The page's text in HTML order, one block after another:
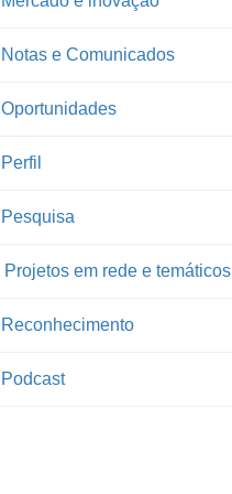
Notas e Comunicados
Oportunidades
Perfil
Pesquisa
Projetos em rede e temáticos
Reconhecimento
Podcast